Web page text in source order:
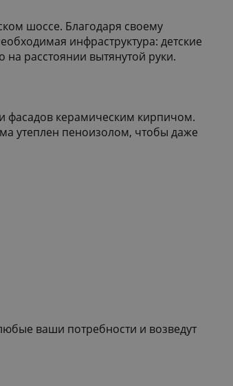
шоссе. Благодаря своему
инфраструктура: детские
расстоянии вытянутой руки.
фасадов керамическим кирпичом.
утеплен пеноизолом, чтобы даже
ваши потребности и возведут